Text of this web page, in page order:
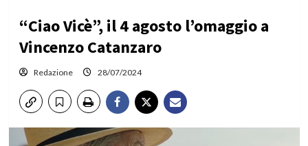
“Ciao Vicè”, il 4 agosto l’omaggio a
Vincenzo Catanzaro
Redazione 28/07/2024